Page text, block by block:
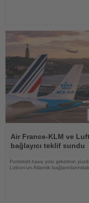
Oku
Air France-KLM ve
bağlayıcı teklif sundu
Portekizli hava yolu şirketinin
Lizbon’un Atlantik